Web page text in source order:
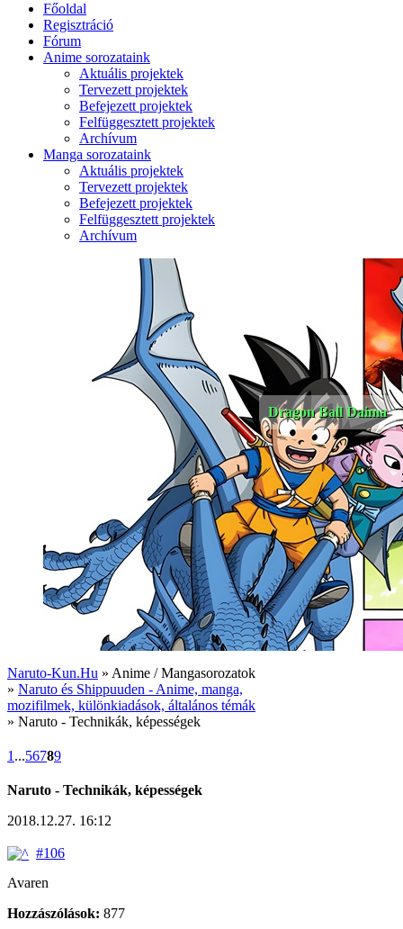
Főoldal
Regisztráció
Fórum
Anime sorozataink
Aktuális projektek
Tervezett projektek
Befejezett projektek
Felfüggesztett projektek
Archívum
Manga sorozataink
Aktuális projektek
Tervezett projektek
Befejezett projektek
Felfüggesztett projektek
Archívum
Dragon Ball Daima
Naruto-Kun.Hu » Anime / Mangasorozatok
» Naruto és Shippuuden - Anime, manga,
mozifilmek, különkiadások, általános témák
» Naruto - Technikák, képességek
1 ...56789
Naruto - Technikák, képességek
2018.12.27. 16:12
#106
Avaren
Hozzászólások: 877